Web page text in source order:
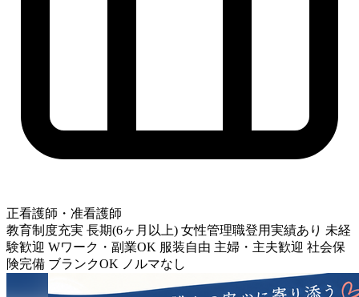
正看護師・准看護師
教育制度充実 長期(6ヶ月以上) 女性管理職登用実績あり 未経
験歓迎 Wワーク・副業OK 服装自由 主婦・主夫歓迎 社会保
険完備 ブランクOK ノルマなし